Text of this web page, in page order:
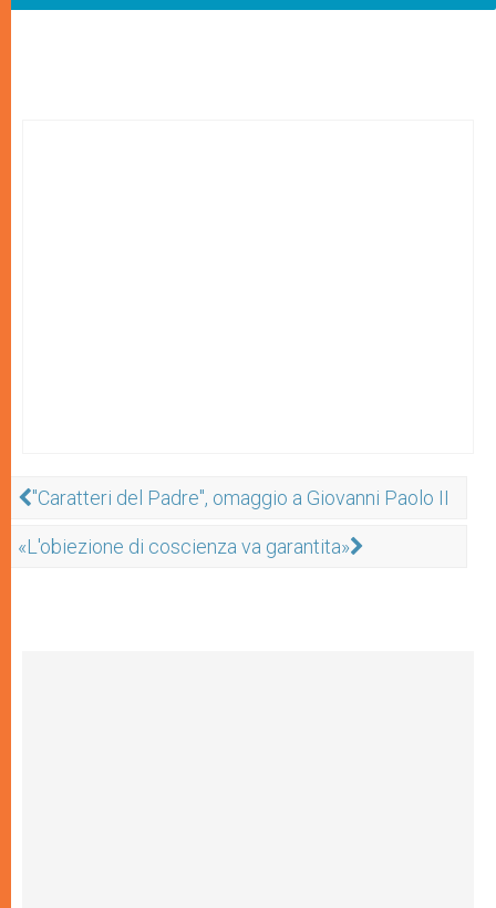
"Caratteri del Padre", omaggio a Giovanni Paolo II
«L'obiezione di coscienza va garantita»